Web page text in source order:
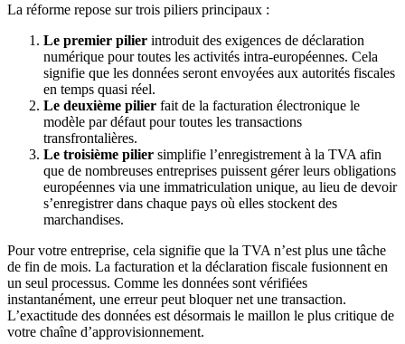
La réforme repose sur trois piliers principaux :
Le premier pilier introduit des exigences de déclaration
numérique pour toutes les activités intra-européennes. Cela
signifie que les données seront envoyées aux autorités fiscales
en temps quasi réel.
Le deuxième pilier fait de la facturation électronique le
modèle par défaut pour toutes les transactions
transfrontalières.
Le troisième pilier simplifie l’enregistrement à la TVA afin
que de nombreuses entreprises puissent gérer leurs obligations
européennes via une immatriculation unique, au lieu de devoir
s’enregistrer dans chaque pays où elles stockent des
marchandises.
Pour votre entreprise, cela signifie que la TVA n’est plus une tâche
de fin de mois. La facturation et la déclaration fiscale fusionnent en
un seul processus. Comme les données sont vérifiées
instantanément, une erreur peut bloquer net une transaction.
L’exactitude des données est désormais le maillon le plus critique de
votre chaîne d’approvisionnement.